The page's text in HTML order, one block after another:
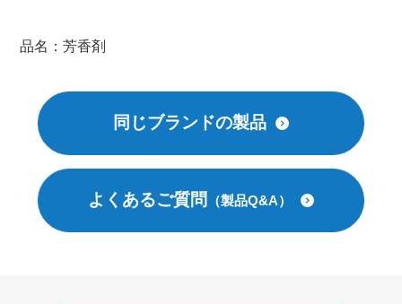
品名：芳香剤
同じブランドの製品
よくあるご質問 （製品Q&A）